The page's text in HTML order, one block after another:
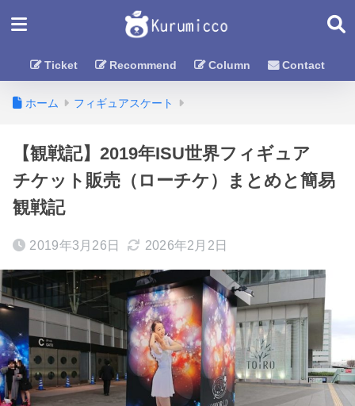
Ticket Recommend Column Contact
ホーム フィギュアスケート
【観戦記】2019年ISU世界フィギュア
チケット販売（ローチケ）まとめと簡易
観戦記
2019年3月26日 2026年2月2日